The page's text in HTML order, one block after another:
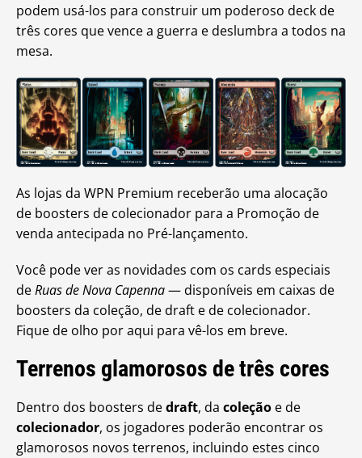
podem usá-los para construir um poderoso deck de
três cores que vence a guerra e deslumbra a todos na
mesa.
As lojas da WPN Premium receberão uma alocação
de boosters de colecionador para a Promoção de
venda antecipada no Pré-lançamento.
Você pode ver as novidades com os cards especiais
deRuas de Nova Capenna— disponíveis em caixas de
boosters da coleção, de draft e de colecionador.
Fique de olho por aqui para vê-los em breve.
Terrenos glamorosos de três cores
Dentro dos boosters dedraft, da coleção e de
colecionador, os jogadores poderão encontrar os
glamorosos novos terrenos, incluindo estes cinco